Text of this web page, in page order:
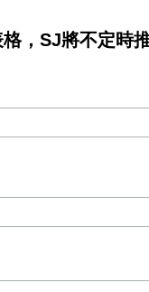
SJ將不定時